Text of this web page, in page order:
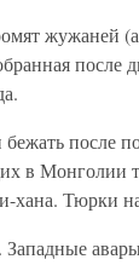
жужаней
после
в Монголии
хана. Тюрки
Западные